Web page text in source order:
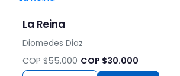
La Reina
Diomedes Diaz
COP $55.000 COP $30.000